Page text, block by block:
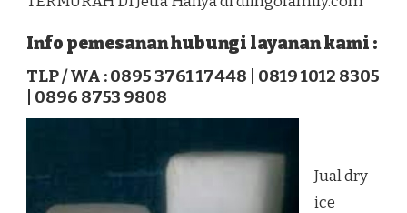
ICE|ICE
TERMURAH
JETFA
Info pemesanan hubungi layanan kami :
TLP / WA : 0895 3761 17448 | 0819 1012 8305
| 0896 8753 9808
Jual dry
ice